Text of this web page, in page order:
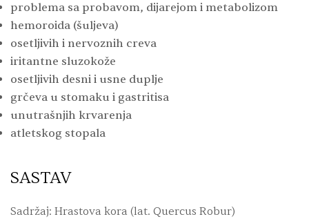
problema sa probavom, dijarejom i metabolizom
hemoroida (šuljeva)
osetljivih i nervoznih creva
iritantne sluzokože
osetljivih desni i usne duplje
grčeva u stomaku i gastritisa
unutrašnjih krvarenja
atletskog stopala
SASTAV
Sadržaj: Hrastova kora (lat. Quercus Robur)